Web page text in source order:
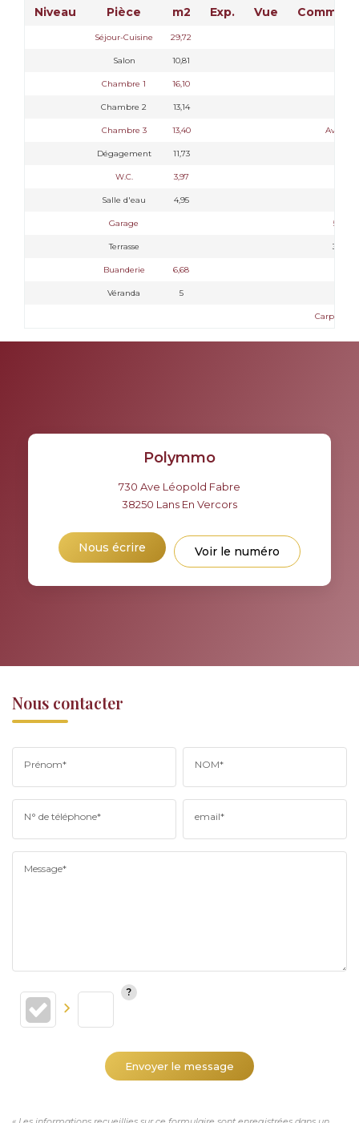
Niveau Pièce m2 Exp. Vue
Séjour-Cuisine 29,72
Salon 10,81
Chambre 1 16,10
Chambre 2 13,14
Chambre 3 13,40 Avec
Dégagement 11,73
W.C. 3,97
Salle d'eau 4,95
Garage 50,59
Terrasse 39,88
Buanderie 6,68
Véranda 5
Carport :
Polymmo
730 Ave Léopold Fabre
38250 Lans En Vercors
Nous écrire Voir le numéro
Nous contacter
Prénom* NOM*
N° de téléphone* email*
Message*
Envoyer le message